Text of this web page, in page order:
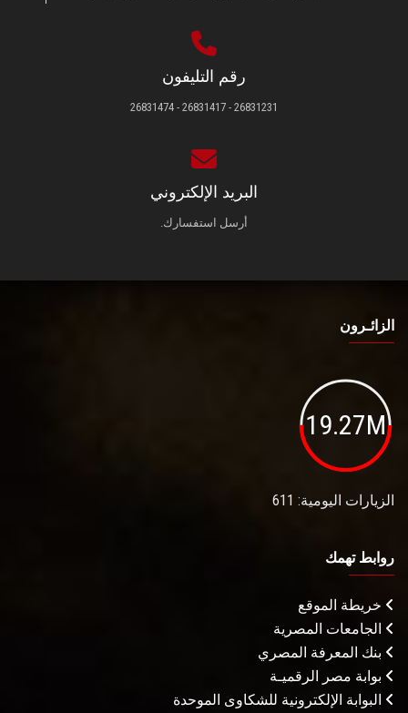
رقم التليفون
26831231 - 26831417 - 26831474
البريد الإلكتروني
أرسل استفسارك.
الزائـرون
19.27M
الزيارات اليومية: 611
روابط تهمك
خريطة الموقع
الجامعات المصرية
بنك المعرفة المصري
بوابة مصر الرقميـة
البوابة الإلكترونية للشكاوى الموحدة